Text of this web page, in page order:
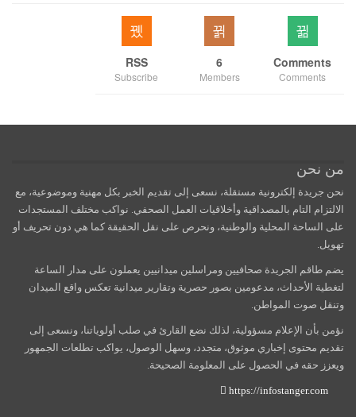
Comments
Comments
6
Members
RSS
Subscribe
من نحن
نحن جريدة إلكترونية مستقلة، نسعى إلى تقديم الخبر بكل مهنية وموضوعية، مع
الالتزام التام بالمصداقية وأخلاقيات العمل الصحفي. نواكب مختلف المستجدات
على الساحة المحلية والوطنية، ونحرص على نقل الحقيقة كما هي دون تحريف أو
تهويل.
يضم طاقم الجريدة صحافيين ومراسلين ميدانيين يعملون على مدار الساعة
لتغطية الأحداث، مدعومين بصور حصرية وتقارير ميدانية تعكس واقع الميدان
وتنقل صوت المواطن.
نؤمن بأن الإعلام مسؤولية، لذلك نضع القارئ في صلب أولوياتنا، ونسعى إلى
تقديم محتوى إخباري موثوق، متجدد، وسهل الوصول، يواكب تطلعات الجمهور
ويعزز حقه في الحصول على المعلومة الصحيحة.
https://infostanger.com